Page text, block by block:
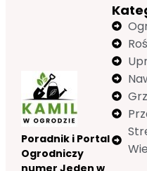
Poradnik i Portal
Ogrodniczy
numer Jeden w